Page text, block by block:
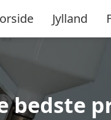
Jylland
bedste